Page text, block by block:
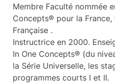
Membre Faculté nommée
Concepts® pour la France,
Française .
Instructrice en 2000.
In One Concepts® (du
la Série Universelle, les
programmes courts I et II.